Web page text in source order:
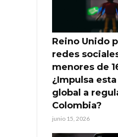
Reino Unido
redes
menores de
¿Impulsa
global a
Colombia?
junio 15, 2026